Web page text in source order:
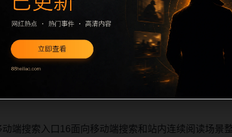
端搜索入口16面向移动端搜索和站内连续阅读场景
出清晰主题，再补充移动端搜索入口、摘要说明、
新时优先保证标题、description、canonical、主题
端搜索入口16面向移动端搜索和站内连续阅读场景